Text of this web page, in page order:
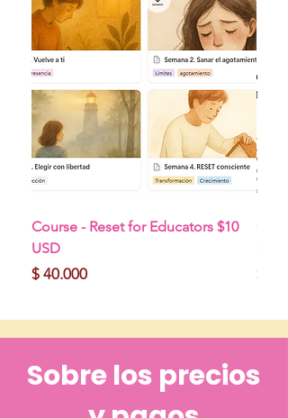
Course - Reset for Educators $10
USD
Precio
$ 40.000 Precio
$ 0
Sobre los precios